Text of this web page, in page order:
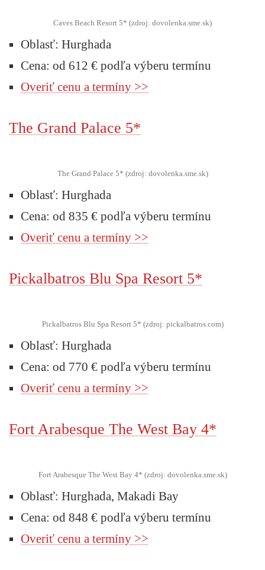
Caves Beach Resort 5* (zdroj: dovolenka.sme.sk)
Oblasť: Hurghada
Cena: od 612 € podľa výberu termínu
Overiť cenu a termíny >>
The Grand Palace 5*
The Grand Palace 5* (zdroj: dovolenka.sme.sk)
Oblasť: Hurghada
Cena: od 835 € podľa výberu termínu
Overiť cenu a termíny >>
Pickalbatros Blu Spa Resort 5*
Pickalbatros Blu Spa Resort 5* (zdroj: pickalbatros.com)
Oblasť: Hurghada
Cena: od 770 € podľa výberu termínu
Overiť cenu a termíny >>
Fort Arabesque The West Bay 4*
Fort Arabesque The West Bay 4* (zdroj: dovolenka.sme.sk)
Oblasť: Hurghada, Makadi Bay
Cena: od 848 € podľa výberu termínu
Overiť cenu a termíny >>